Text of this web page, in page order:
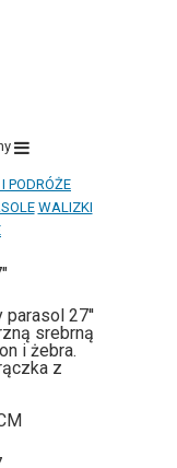
PODRÓŻE
WALIZKI
parasol 27''
srebrną
i żebra.
z